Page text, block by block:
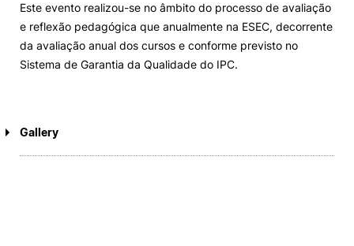
Este evento realizou-se no âmbito do processo de avaliação
e reflexão pedagógica que anualmente na ESEC, decorrente
da avaliação anual dos cursos e conforme previsto no
Sistema de Garantia da Qualidade do IPC.
Gallery